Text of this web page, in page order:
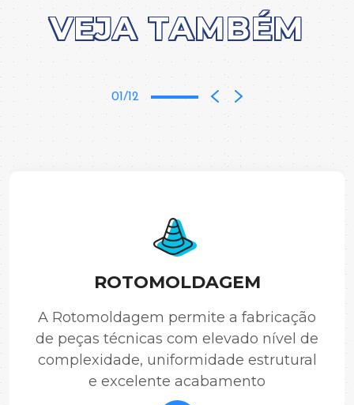
VEJA TAMBÉM
01/12
ROTOMOLDAGEM
A Rotomoldagem permite a fabricação
de peças técnicas com elevado nível de
complexidade, uniformidade estrutural
e excelente acabamento